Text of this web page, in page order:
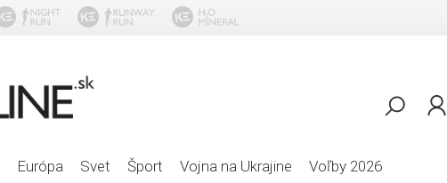
Európa Svet Šport Vojna na Ukrajine
Voľby 2026
Pavol Habera -